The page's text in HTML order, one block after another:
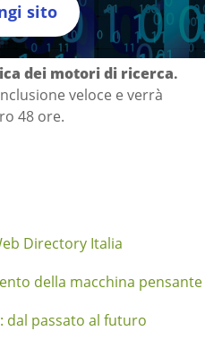
sito
dei motori di ricerca.
veloce e verrà
48 ore.
Directory Italia
della macchina pensante
dal passato al futuro